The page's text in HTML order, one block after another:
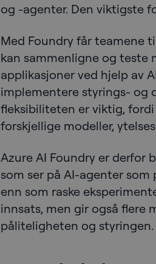
og -agenter. Den viktigste
Med Foundry får teamene
kan sammenligne og teste
applikasjoner ved hjelp av
implementere styrings- og
fleksibiliteten er viktig,
forskjellige modeller,
Azure AI Foundry er derfor
som ser på AI-agenter
enn som raske
innsats, men gir også flere
påliteligheten og styringen.